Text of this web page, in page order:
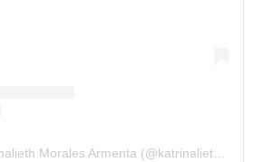
A post shared by Katrinalieth Morales Armenta (@katrinaliethm)